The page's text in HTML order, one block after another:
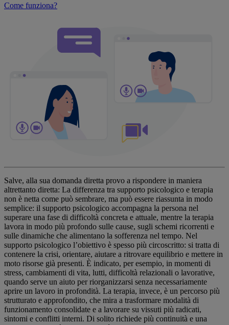
Come funziona?
Salve, alla sua domanda diretta provo a rispondere in maniera
altrettanto diretta: La differenza tra supporto psicologico e terapia
non è netta come può sembrare, ma può essere riassunta in modo
semplice: il supporto psicologico accompagna la persona nel
superare una fase di difficoltà concreta e attuale, mentre la terapia
lavora in modo più profondo sulle cause, sugli schemi ricorrenti e
sulle dinamiche che alimentano la sofferenza nel tempo. Nel
supporto psicologico l’obiettivo è spesso più circoscritto: si tratta di
contenere la crisi, orientare, aiutare a ritrovare equilibrio e mettere in
moto risorse già presenti. È indicato, per esempio, in momenti di
stress, cambiamenti di vita, lutti, difficoltà relazionali o lavorative,
quando serve un aiuto per riorganizzarsi senza necessariamente
aprire un lavoro in profondità. La terapia, invece, è un percorso più
strutturato e approfondito, che mira a trasformare modalità di
funzionamento consolidate e a lavorare su vissuti più radicati,
sintomi e conflitti interni. Di solito richiede più continuità e una